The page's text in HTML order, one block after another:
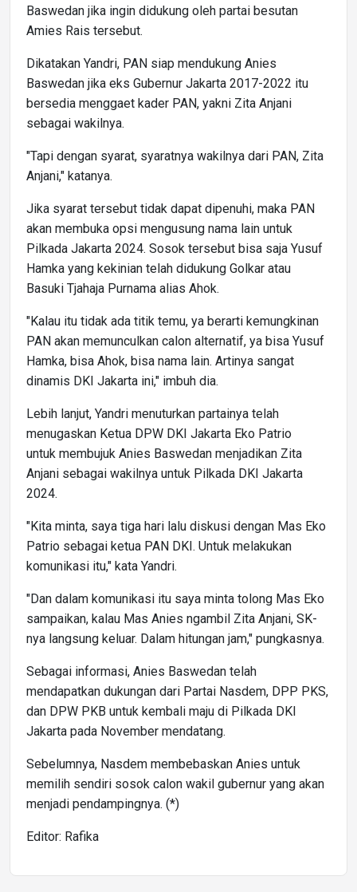
Baswedan jika ingin didukung oleh partai besutan
Amies Rais tersebut.
Dikatakan Yandri, PAN siap mendukung Anies
Baswedan jika eks Gubernur Jakarta 2017-2022 itu
bersedia menggaet kader PAN, yakni Zita Anjani
sebagai wakilnya.
"Tapi dengan syarat, syaratnya wakilnya dari PAN, Zita
Anjani," katanya.
Jika syarat tersebut tidak dapat dipenuhi, maka PAN
akan membuka opsi mengusung nama lain untuk
Pilkada Jakarta 2024. Sosok tersebut bisa saja Yusuf
Hamka yang kekinian telah didukung Golkar atau
Basuki Tjahaja Purnama alias Ahok.
"Kalau itu tidak ada titik temu, ya berarti kemungkinan
PAN akan memunculkan calon alternatif, ya bisa Yusuf
Hamka, bisa Ahok, bisa nama lain. Artinya sangat
dinamis DKI Jakarta ini," imbuh dia.
Lebih lanjut, Yandri menuturkan partainya telah
menugaskan Ketua DPW DKI Jakarta Eko Patrio
untuk membujuk Anies Baswedan menjadikan Zita
Anjani sebagai wakilnya untuk Pilkada DKI Jakarta
2024.
"Kita minta, saya tiga hari lalu diskusi dengan Mas Eko
Patrio sebagai ketua PAN DKI. Untuk melakukan
komunikasi itu," kata Yandri.
"Dan dalam komunikasi itu saya minta tolong Mas Eko
sampaikan, kalau Mas Anies ngambil Zita Anjani, SK-
nya langsung keluar. Dalam hitungan jam," pungkasnya.
Sebagai informasi, Anies Baswedan telah
mendapatkan dukungan dari Partai Nasdem, DPP PKS,
dan DPW PKB untuk kembali maju di Pilkada DKI
Jakarta pada November mendatang.
Sebelumnya, Nasdem membebaskan Anies untuk
memilih sendiri sosok calon wakil gubernur yang akan
menjadi pendampingnya. (*)
Editor: Rafika